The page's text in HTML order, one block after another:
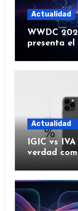
Actualidad
WWDC
presenta el
Actualidad
IGIC vs
verdad